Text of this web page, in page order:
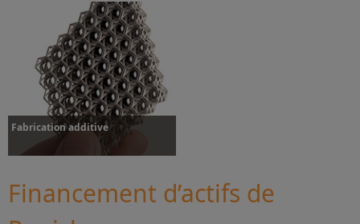
Fabrication additive
Financement d’actifs de